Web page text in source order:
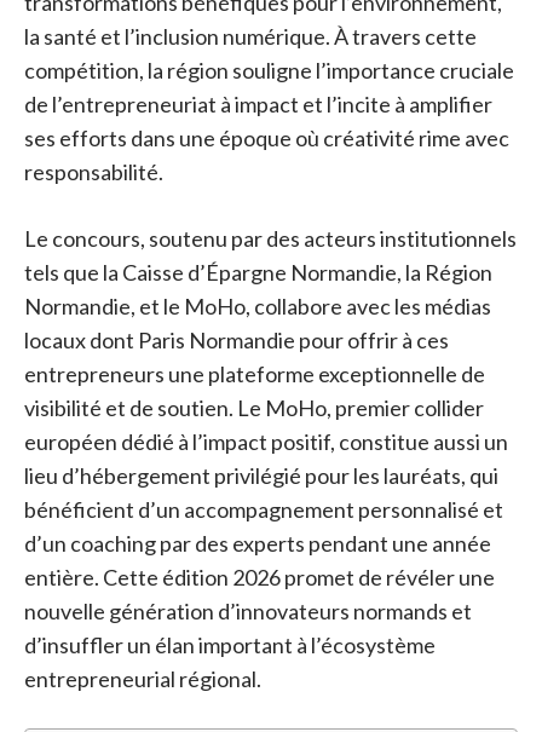
la santé et l’inclusion numérique. À travers cette
compétition, la région souligne l’importance cruciale
de l’entrepreneuriat à impact et l’incite à amplifier
ses efforts dans une époque où créativité rime avec
responsabilité.
Le concours, soutenu par des acteurs institutionnels
tels que la Caisse d’Épargne Normandie, la Région
Normandie, et le MoHo, collabore avec les médias
locaux dont Paris Normandie pour offrir à ces
entrepreneurs une plateforme exceptionnelle de
visibilité et de soutien. Le MoHo, premier collider
européen dédié à l’impact positif, constitue aussi un
lieu d’hébergement privilégié pour les lauréats, qui
bénéficient d’un accompagnement personnalisé et
d’un coaching par des experts pendant une année
entière. Cette édition 2026 promet de révéler une
nouvelle génération d’innovateurs normands et
d’insuffler un élan important à l’écosystème
entrepreneurial régional.